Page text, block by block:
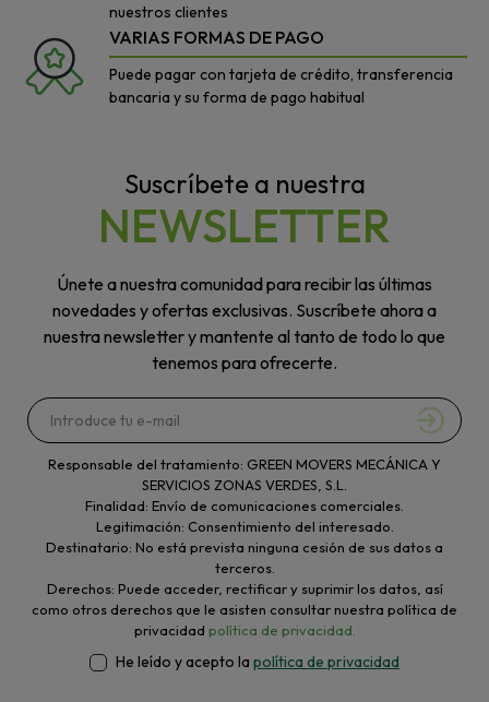
nuestros clientes
VARIAS FORMAS DE PAGO
Puede pagar con tarjeta de crédito, transferencia
bancaria y su forma de pago habitual
Suscríbete a nuestra
NEWSLETTER
Únete a nuestra comunidad para recibir las últimas
novedades y ofertas exclusivas. Suscríbete ahora a
nuestra newsletter y mantente al tanto de todo lo que
tenemos para ofrecerte.
Responsable del tratamiento: GREEN MOVERS MECÁNICA Y
SERVICIOS ZONAS VERDES, S.L.
Finalidad: Envío de comunicaciones comerciales.
Legitimación: Consentimiento del interesado.
Destinatario: No está prevista ninguna cesión de sus datos a
terceros.
Derechos: Puede acceder, rectificar y suprimir los datos, así
como otros derechos que le asisten consultar nuestra política de
privacidad política de privacidad.
He leído y acepto la política de privacidad